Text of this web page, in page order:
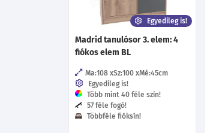
Egyedileg is!
Madrid tanulósor 3. elem: 4
fiókos elem BL
Ma:108 Sz:100 Mé:45cm
Egyedileg is!
Több mint 40 féle szín!
57 féle fogó!
Többféle fióksín!